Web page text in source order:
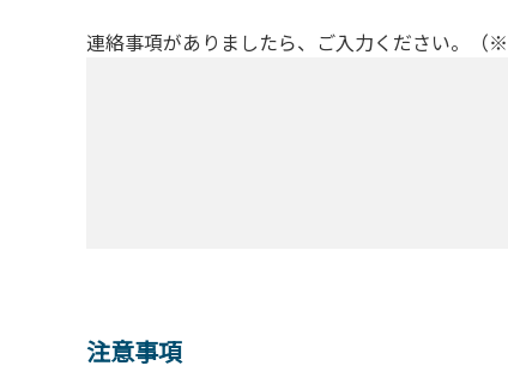
連絡事項がありましたら、ご入力ください。（
注意事項